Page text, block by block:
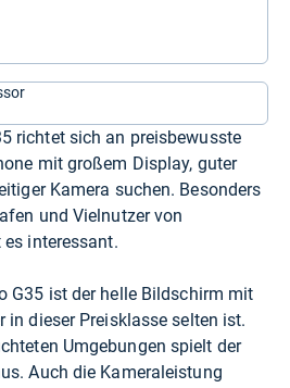
richtet sich an preisbewusste
mit großem Display, guter
Kamera suchen. Besonders
und Vielnutzer von
interessant.
G35 ist der helle Bildschirm mit
in dieser Preisklasse selten ist.
Umgebungen spielt der
Auch die Kameraleistung